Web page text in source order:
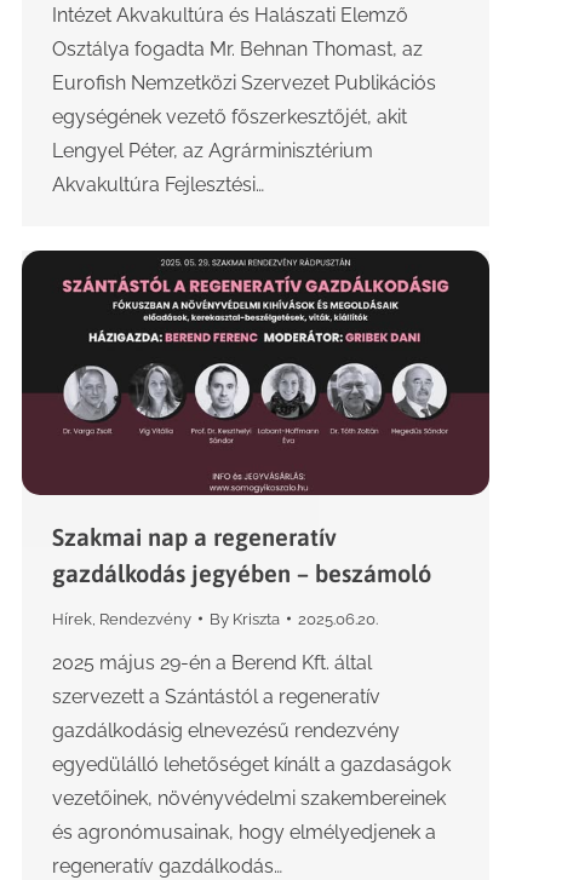
Intézet Akvakultúra és Halászati Elemző
Osztálya fogadta Mr. Behnan Thomast, az
Eurofish Nemzetközi Szervezet Publikációs
egységének vezető főszerkesztőjét, akit
Lengyel Péter, az Agrárminisztérium
Akvakultúra Fejlesztési…
Szakmai nap a regeneratív
gazdálkodás jegyében – beszámoló
Hírek Rendezvény By Kriszta 2025.06.20.
2025 május 29-én a Berend Kft. által
szervezett a Szántástól a regeneratív
gazdálkodásig elnevezésű rendezvény
egyedülálló lehetőséget kínált a gazdaságok
vezetőinek, növényvédelmi szakembereinek
és agronómusainak, hogy elmélyedjenek a
regeneratív gazdálkodás…